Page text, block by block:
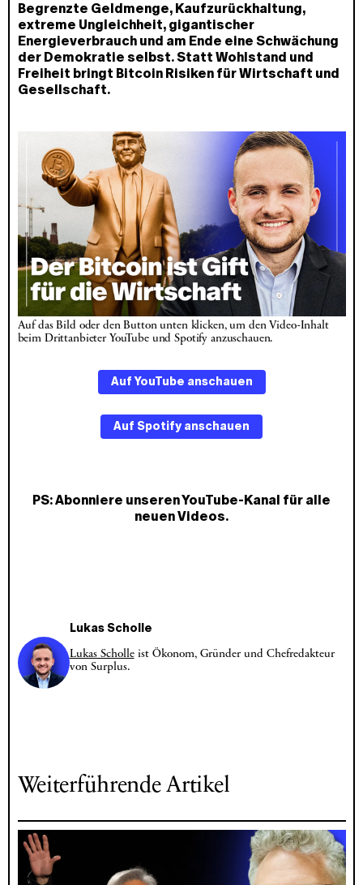
Begrenzte Geldmenge, Kaufzurückhaltung,
extreme Ungleichheit, gigantischer
Energieverbrauch und am Ende eine Schwächung
der Demokratie selbst. Statt Wohlstand und
Freiheit bringt Bitcoin Risiken für Wirtschaft und
Gesellschaft.
Auf das Bild oder den Button unten klicken, um den Video-Inhalt
beim Drittanbieter YouTube und Spotify anzuschauen.
Auf YouTube anschauen
Auf Spotify anschauen
PS: Abonniere unserenYouTube-Kanal für alle
neuen Videos.
Lukas Scholle
Lukas Scholleist Ökonom, Gründer und Chefredakteur
von Surplus.
Weiterführende Artikel